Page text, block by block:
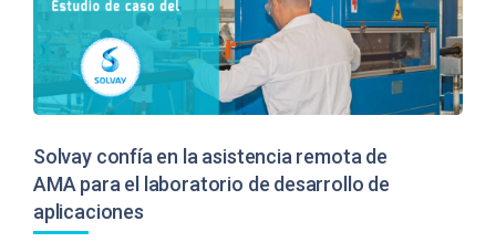
Solvay confía en la asistencia remota de
AMA para el laboratorio de desarrollo de
aplicaciones